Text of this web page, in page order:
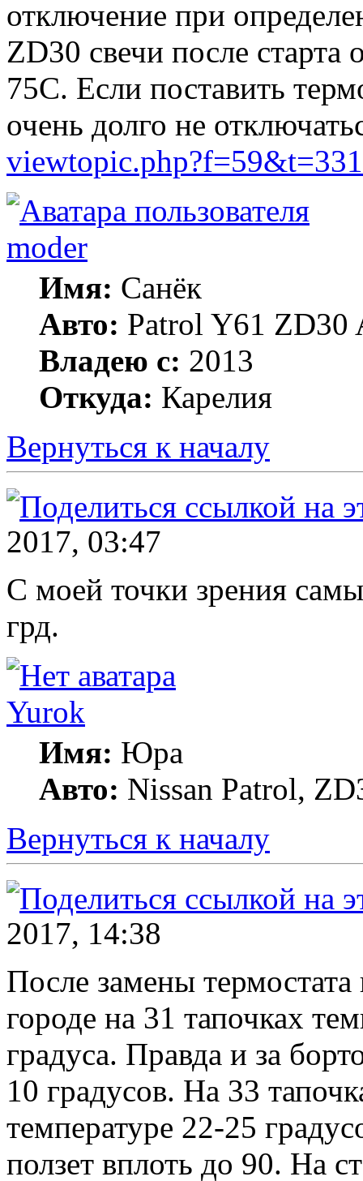
отключение при
ZD30 свечи после
75С. Если поставить
очень долго не
moder
Имя: Санёк
Авто: Patrol Y61 ZD30
Владею с: 2013
Откуда: Карелия
Вернуться к началу
2017, 03:47
С моей точки зрения
грд.
Yurok
Имя: Юра
Авто: Nissan Patrol,
Вернуться к началу
2017, 14:38
После замены
городе на 31 тапочках
градуса. Правда и за
10 градусов. На 33
температуре 22-25
ползет вплоть до 90. На